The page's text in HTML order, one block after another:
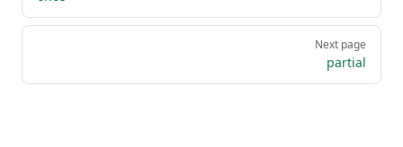
Next page
partial